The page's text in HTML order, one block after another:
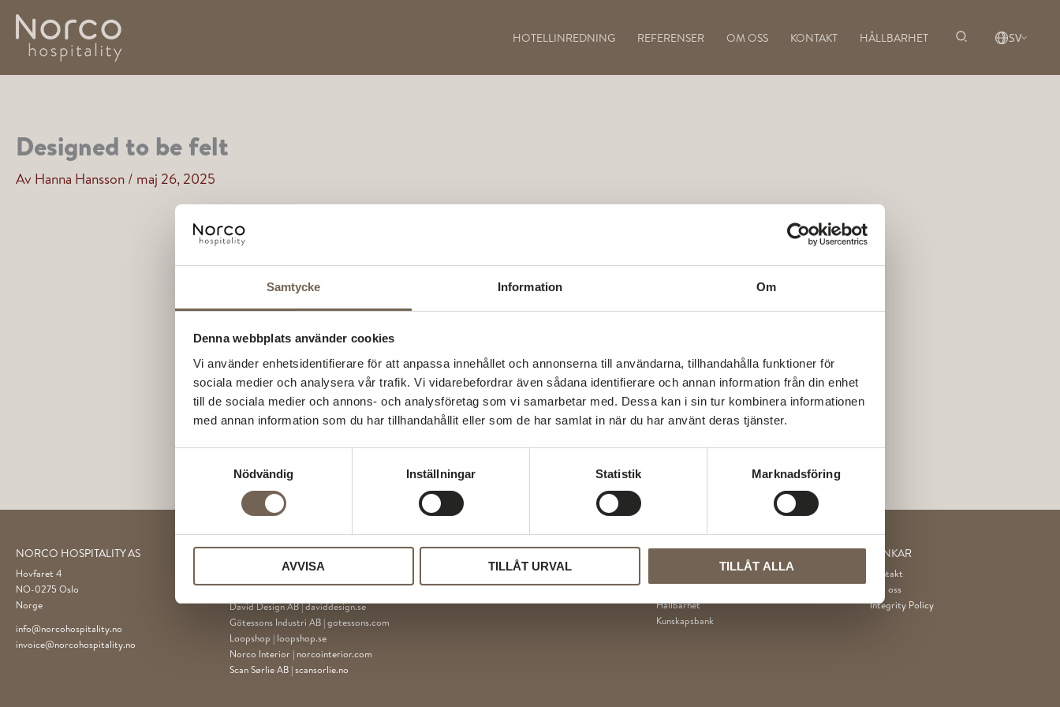
Samtycke Information Om
Denna webbplats använder cookies
Vi använder enhetsidentifierare för att anpassa innehållet och annonserna till användarna, tillhandahålla funktioner för
sociala medier och analysera vår trafik. Vi vidarebefordrar även sådana identifierare och annan information från din enhet
till de sociala medier och annons- och analysföretag som vi samarbetar med. Dessa kan i sin tur kombinera informationen
med annan information som du har tillhandahållit eller som de har samlat in när du har använt deras tjänster.
Nödvändig
Inställningar Statistik Marknadsföring
AVVISA TILLÅT URVAL TILLÅT ALLA
Hoppa
innehåll
HOTELLINREDNING REFERENSER OM OSS KONTAKT HÅLLBARHET SV
Designed to be felt
Av Hanna Hansson / maj 26, 2025
NORCO HOSPITALITY AS
Hovfaret 4
NO-0275 Oslo
Norge
info@norcohospitality.no
invoice@norcohospitality.no
Akustikmiljö AB |akustikmiljo.se
David Design AB |daviddesign.se
Götessons Industri AB |gotessons.com
Loopshop | loopshop.se
Norco Interior | norcointerior.com
Scan Sørlie AB |scansorlie.no
MENY
Hållbarhet
Kunskapsbank
LÄNKAR
Kontakt
Om oss
Integrity Policy